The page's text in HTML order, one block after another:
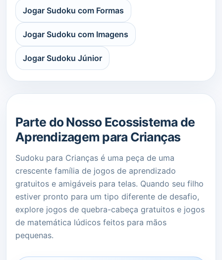
Jogar Sudoku com Formas
Jogar Sudoku com Imagens
Jogar Sudoku Júnior
Parte do Nosso Ecossistema de
Aprendizagem para Crianças
Sudoku para Crianças é uma peça de uma
crescente família de jogos de aprendizado
gratuitos e amigáveis para telas. Quando seu filho
estiver pronto para um tipo diferente de desafio,
explore jogos de quebra-cabeça gratuitos e jogos
de matemática lúdicos feitos para mãos
pequenas.